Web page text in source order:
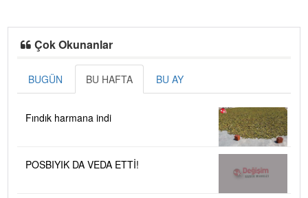
Çok Okunanlar
BUGÜN BU HAFTA BU AY
Fındık harmana indi
POSBIYIK DA VEDA ETTİ!